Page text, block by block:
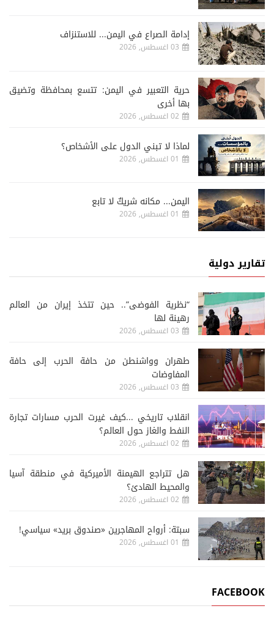
إدامة الصراع في اليمن... للاستنزاف
03 اغسطس, 2026
حرية التعبير في اليمن: تتسع بمحافظة وتضيق
بها أخرى
02 اغسطس, 2026
لماذا لا تبني الدول على الأشخاص؟
01 اغسطس, 2026
اليمن... مكانه شريكٌ لا تابع
01 اغسطس, 2026
تقارير دولية
“نظرية الفوضى”.. حين تتخذ إيران من العالم
رهينة لها
03 اغسطس, 2026
طهران وواشنطن من حافة الحرب إلى حافة
المفاوضات
03 اغسطس, 2026
انقلاب تاريخي ...كيف غيرت الحرب مسارات تجارة
النفط والغاز حول العالم؟
02 اغسطس, 2026
هل تتراجع الهيمنة الأميركية في منطقة آسيا
والمحيط الهادئ؟
02 اغسطس, 2026
سبتة: أرواح المهاجرين «صندوق بريد» سياسي!
01 اغسطس, 2026
FACEBOOK